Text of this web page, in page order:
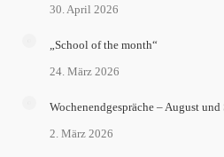
30. April 2026
„School of the month“
24. März 2026
Wochenendgespräche – August und
2. März 2026